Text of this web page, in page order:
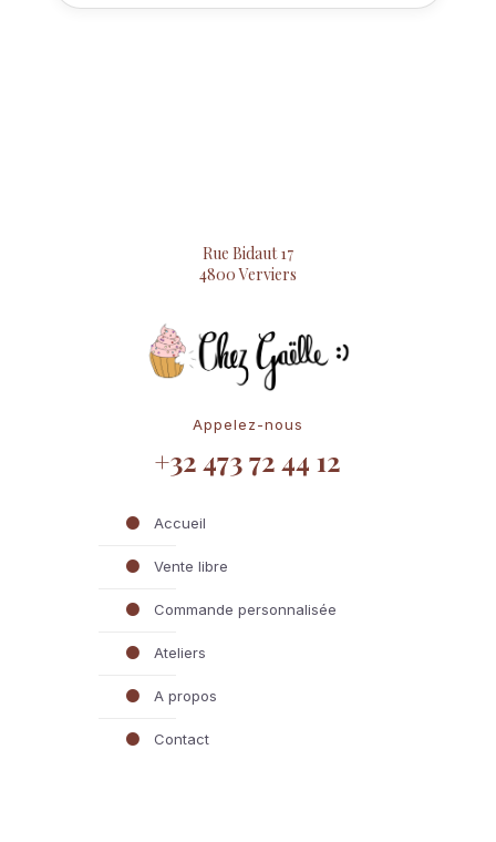
Rue Bidaut 17
4800 Verviers
Appelez-nous
+32 473 72 44 12
Accueil
Vente libre
Commande personnalisée
Ateliers
A propos
Contact